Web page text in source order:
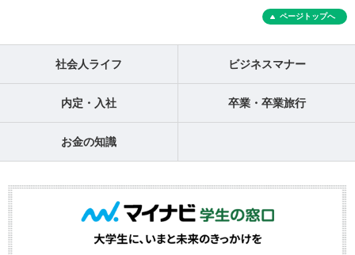
ページトップへ
社会人ライフ ビジネスマナー
内定・入社 卒業・卒業旅行
お金の知識